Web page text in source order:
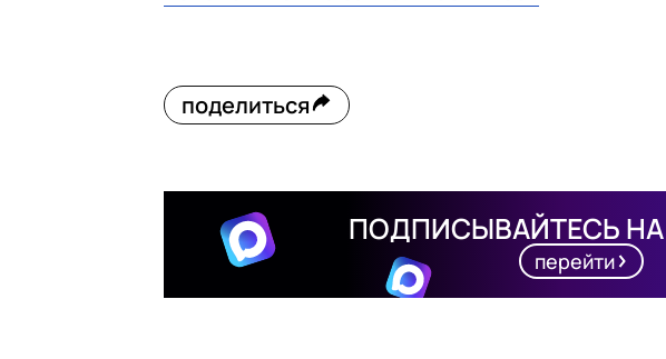
поделиться
ПОДПИСЫВАЙТЕСЬ НА
перейти